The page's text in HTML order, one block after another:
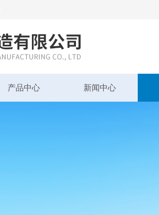
产品中心 新闻中心